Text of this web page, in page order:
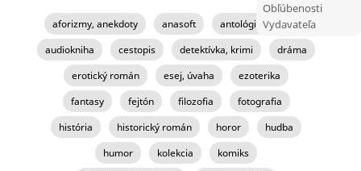
aforizmy, anekdoty anasoft
antológia, zborník
audiokniha
cestopis detektívka, krimi
dráma
erotický román
esej, úvaha
ezoterika
fantasy
fejtón filozofia
fotografia
história
historický román horor
hudba
humor
kolekcia
komiks
Obľúbenosti
Vydavateľa